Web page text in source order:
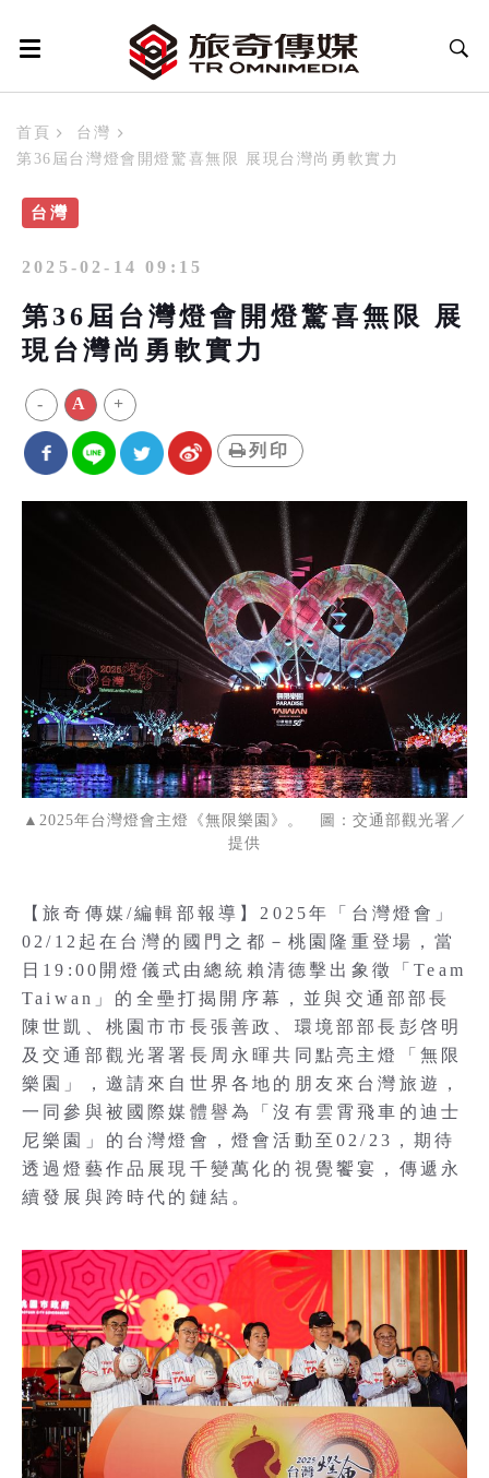
首頁
台灣
第36屆台灣燈會開燈驚喜無限 展現台灣尚勇軟實力
台灣
2025-02-14 09:15
第36屆台灣燈會開燈驚喜無限 展
現台灣尚勇軟實力
- A +
列印
▲2025年台灣燈會主燈《無限樂園》。 圖：交通部觀光署／
提供
【旅奇傳媒/編輯部報導】2025年「台灣燈會」
02/12起在台灣的國門之都－桃園隆重登場，當
日19:00開燈儀式由總統賴清德擊出象徵「Team
Taiwan」的全壘打揭開序幕，並與交通部部長
陳世凱、桃園市市長張善政、環境部部長彭啓明
及交通部觀光署署長周永暉共同點亮主燈「無限
樂園」，邀請來自世界各地的朋友來台灣旅遊，
一同參與被國際媒體譽為「沒有雲霄飛車的迪士
尼樂園」的台灣燈會，燈會活動至02/23，期待
透過燈藝作品展現千變萬化的視覺饗宴，傳遞永
續發展與跨時代的鏈結。